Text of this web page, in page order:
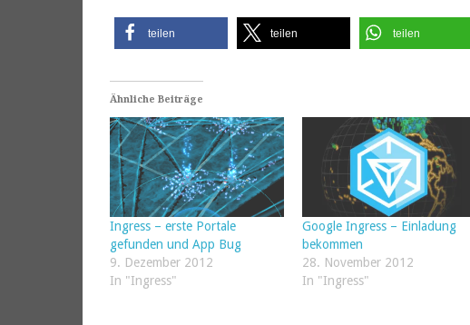
teilen teilen teilen
Ähnliche Beiträge
Ingress – erste Portale
gefunden und App Bug
9. Dezember 2012
In "Ingress"
Google Ingress – Einladung
bekommen
28. November 2012
In "Ingress"